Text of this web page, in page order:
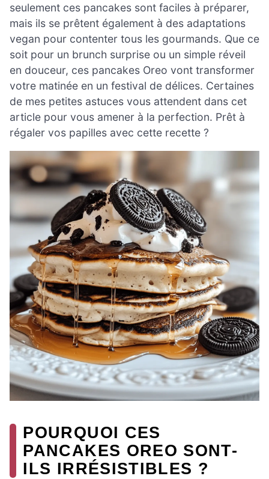
seulement ces pancakes sont faciles à préparer,
mais ils se prêtent également à des adaptations
vegan pour contenter tous les gourmands. Que ce
soit pour un brunch surprise ou un simple réveil
en douceur, ces pancakes Oreo vont transformer
votre matinée en un festival de délices. Certaines
de mes petites astuces vous attendent dans cet
article pour vous amener à la perfection. Prêt à
régaler vos papilles avec cette recette ?
POURQUOI CES
PANCAKES OREO SONT-
ILS IRRÉSISTIBLES ?